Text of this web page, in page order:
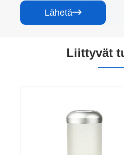
Lähetä
Liittyvät
Pallo, kolmivärinen